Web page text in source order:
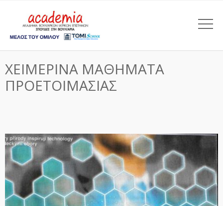
ΧΕΙΜΕΡΙΝΑ ΜΑΘΗΜΑΤΑ
ΠΡΟΕΤΟΙΜΑΣΙΑΣ